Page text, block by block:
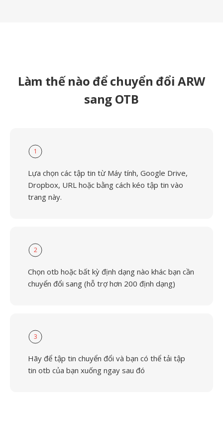
Làm thế nào để chuyển đổi ARW
sang OTB
1
Lựa chọn các tập tin từ Máy tính, Google Drive,
Dropbox, URL hoặc bằng cách kéo tập tin vào
trang này.
2
Chọn otb hoặc bất kỳ định dạng nào khác bạn cần
chuyển đổi sang (hỗ trợ hơn 200 định dạng)
3
Hãy để tập tin chuyển đổi và bạn có thể tải tập
tin otb của bạn xuống ngay sau đó